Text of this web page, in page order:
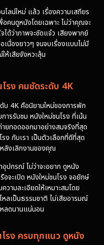
ไลน์ใหม่ แล้ว เรื่องความเสถียร
คนดูหนังโดยเฉพาะ ไม่ว่าคุณจะ
ได้ว่าภาพจะชัดแจ๋ว เสียงพากย์
เนื่องยาวๆ จนจบเรื่องแบบไม่มี
ห้เสียจังหวะลุ้น
รง คมชัดระดับ 4K
บ 4K คือนิยามใหม่ของการพัก
ารรับชม หนังใหม่ชนโรง ที่เน้น
ยทอดออกมาอย่างสมจริงที่สุด
รง กับเรา เป็นตัวเลือกที่ดีที่สุด
ลังเลิกงานของคุณ
ปกรณ์ ไม่ว่าจะอยาก ดูหนัง
จะเปิด หนังใหม่ชนโรง จอยักษ์
ามละเอียดให้เหมาะสมโดย
ลเป็นธรรมชาติ ไม่เสียอารมณ์
ลดนานแน่นอน
รง ครบทุกแนว ดูหนัง